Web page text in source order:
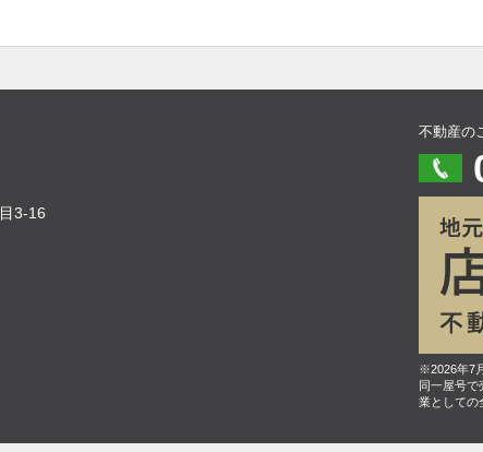
3-16
不動産の
※2026年7
同一屋号で
業としての